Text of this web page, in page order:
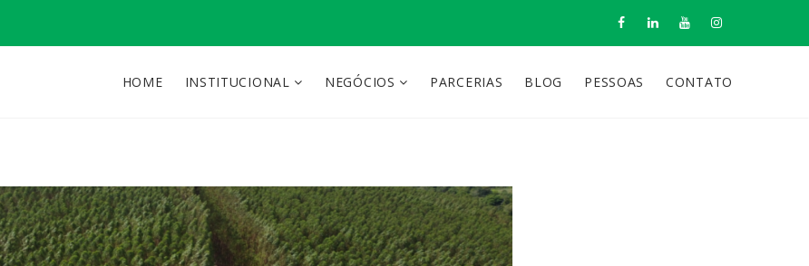
HOME INSTITUCIONAL NEGÓCIOS PARCERIAS BLOG PESSOAS CONTATO